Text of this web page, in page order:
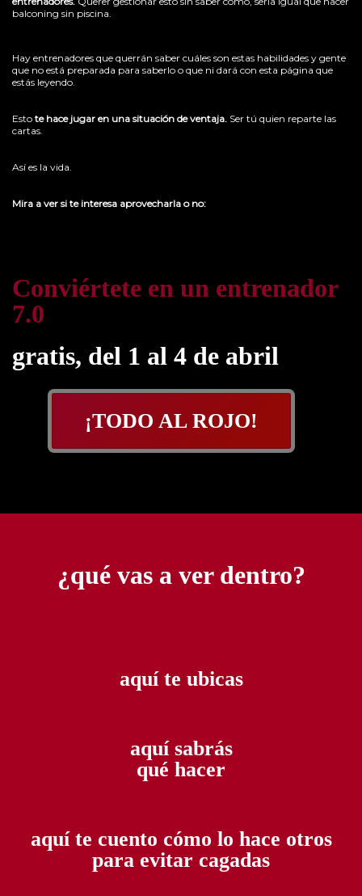
balconing sin piscina.
Hay entrenadores que querrán saber cuáles son estas habilidades y gente
que no está preparada para saberlo o que ni dará con esta página que
estás leyendo.
Esto te hace jugar en una situación de ventaja. Ser tú quien reparte las
cartas.
Así es la vida.
Mira a ver si te interesa aprovecharla o no:
Conviértete en un entrenador
7.0
gratis, del 1 al 4 de abril
¡TODO AL ROJO!
¿qué vas a ver dentro?
aquí te ubicas
aquí sabrás
qué hacer
aquí te cuento cómo lo hace otros
para evitar cagadas